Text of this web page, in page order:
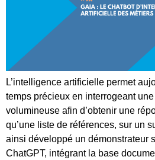
L’intelligence artificielle permet
temps précieux en interrogeant
volumineuse afin d’obtenir une
qu’une liste de références, sur un
ainsi développé un démonstrateur
ChatGPT, intégrant la base